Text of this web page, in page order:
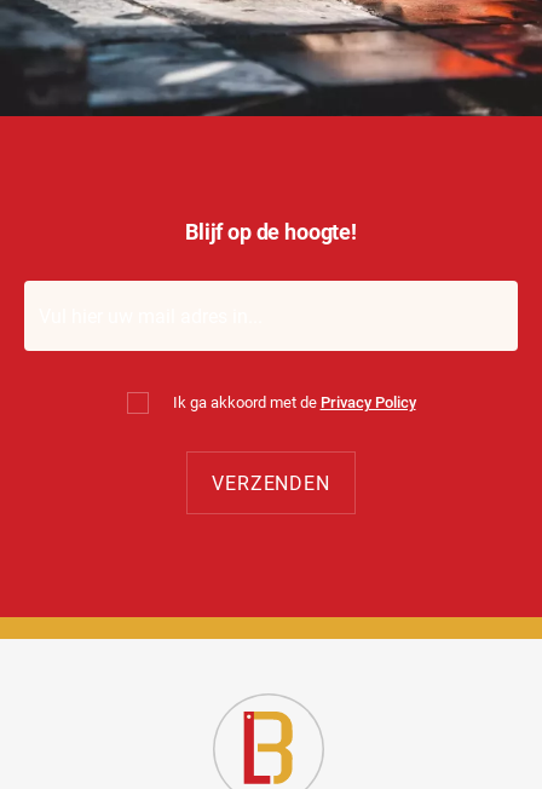
Blijf op de hoogte!
Ik ga akkoord met de Privacy Policy